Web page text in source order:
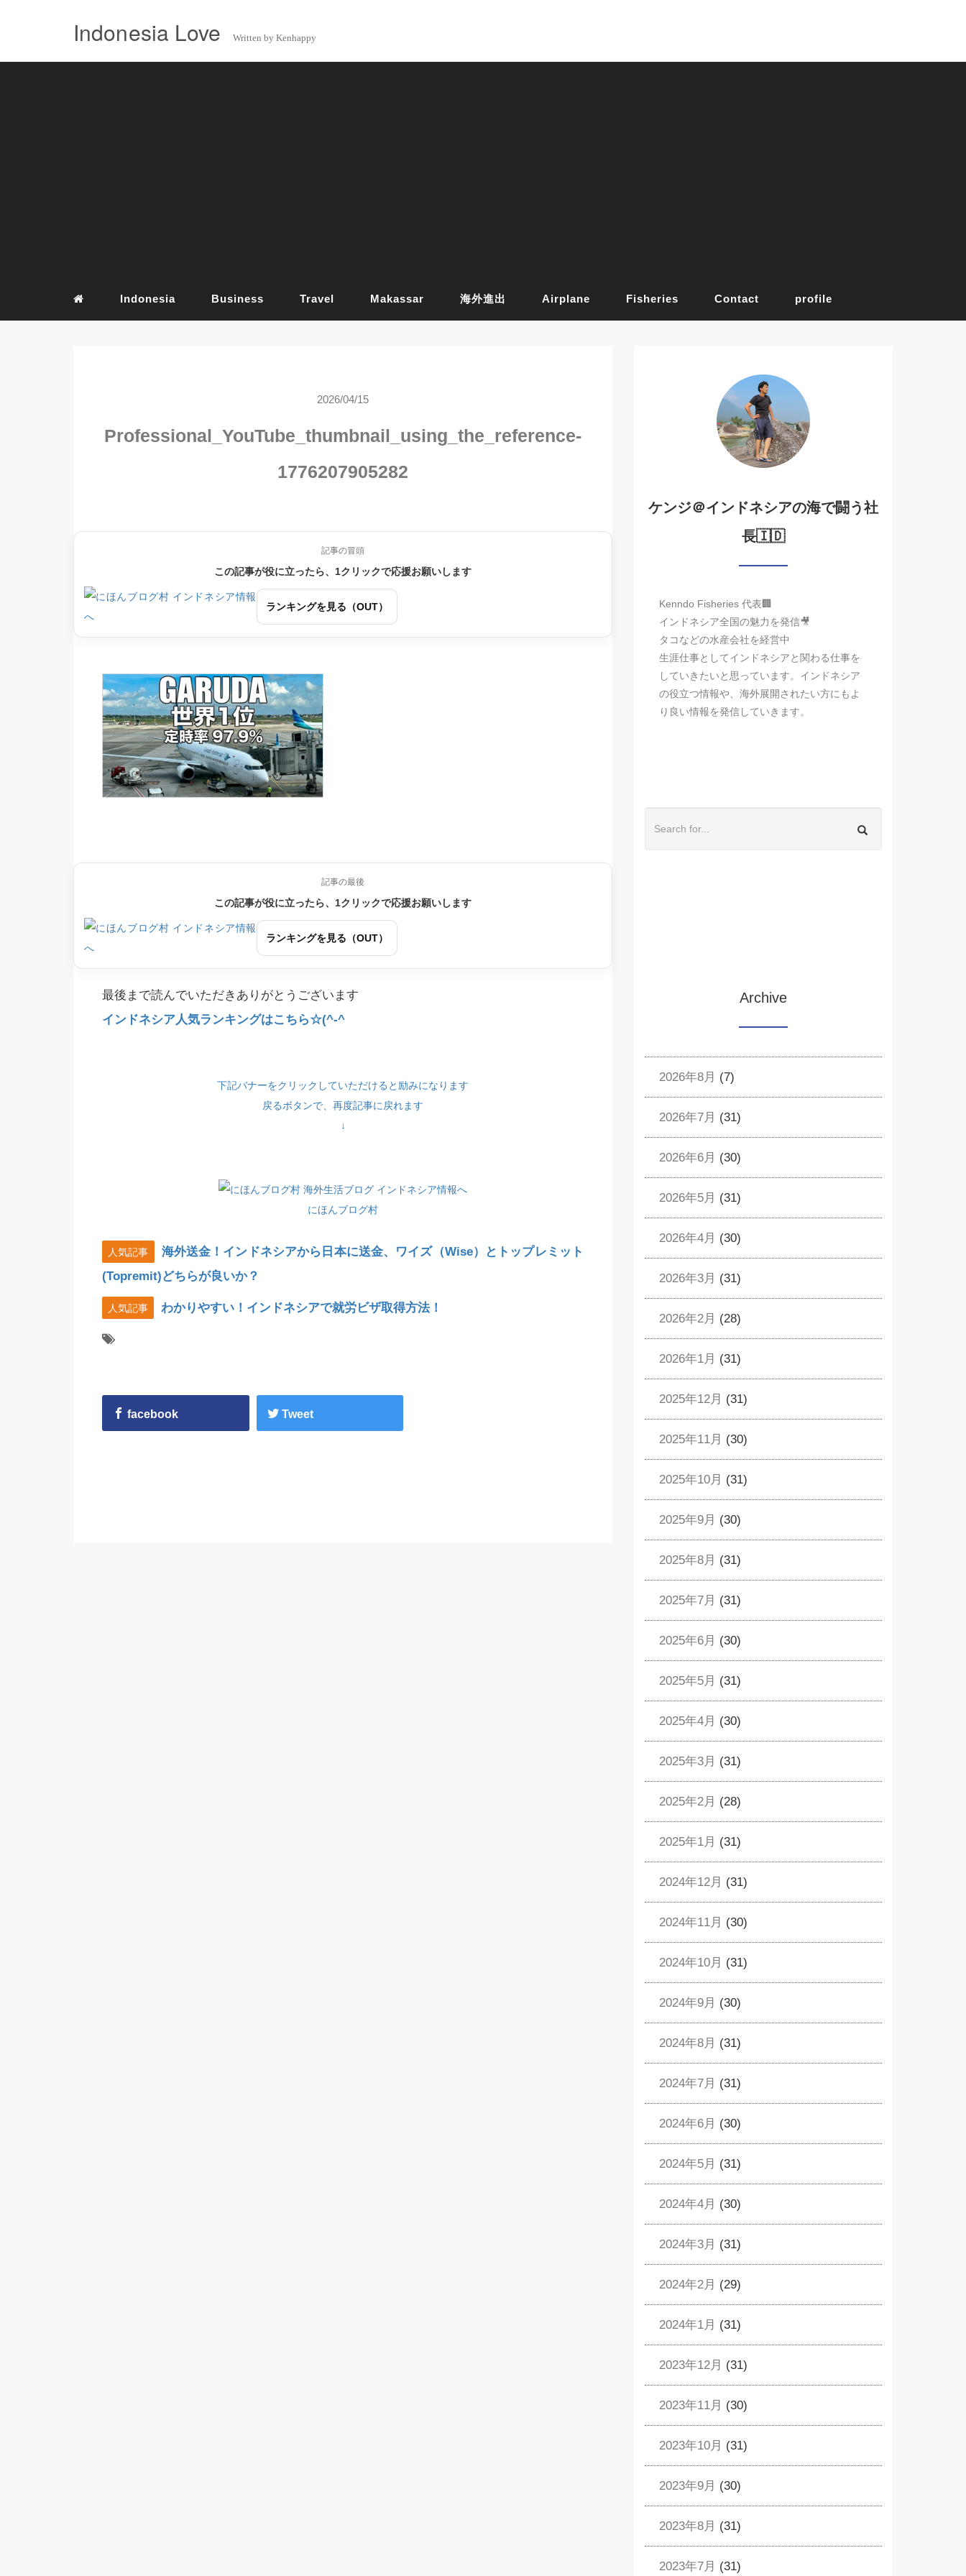
Indonesia Love Written by Kenhappy
Indonesia Business Travel Makassar 海外進出 Airplane Fisheries Contact profile
2026/04/15
Professional_YouTube_thumbnail_using_the_reference-
1776207905282
記事の冒頭
この記事が役に立ったら、1クリックで応援お願いします
ランキングを見る（OUT）
記事の最後
この記事が役に立ったら、1クリックで応援お願いします
ランキングを見る（OUT）
最後まで読んでいただきありがとうございます
インドネシア人気ランキングはこちら☆(^-^
下記バナーをクリックしていただけると励みになります
戻るボタンで、再度記事に戻れます
↓
にほんブログ村
人気記事
海外送金！インドネシアから日本に送金、ワイズ（Wise）とトップレミット
(Topremit)どちらが良いか？
人気記事 わかりやすい！インドネシアで就労ビザ取得方法！
facebook Tweet
ケンジ＠インドネシアの海で闘う社
長🇮🇩
Kenndo Fisheries 代表🏢
インドネシア全国の魅力を発信🎥
タコなどの水産会社を経営中
生涯仕事としてインドネシアと関わる仕事を
していきたいと思っています。インドネシア
の役立つ情報や、海外展開されたい方にもよ
り良い情報を発信していきます。
Archive
2026年8月 (7)
2026年7月 (31)
2026年6月 (30)
2026年5月 (31)
2026年4月 (30)
2026年3月 (31)
2026年2月 (28)
2026年1月 (31)
2025年12月 (31)
2025年11月 (30)
2025年10月 (31)
2025年9月 (30)
2025年8月 (31)
2025年7月 (31)
2025年6月 (30)
2025年5月 (31)
2025年4月 (30)
2025年3月 (31)
2025年2月 (28)
2025年1月 (31)
2024年12月 (31)
2024年11月 (30)
2024年10月 (31)
2024年9月 (30)
2024年8月 (31)
2024年7月 (31)
2024年6月 (30)
2024年5月 (31)
2024年4月 (30)
2024年3月 (31)
2024年2月 (29)
2024年1月 (31)
2023年12月 (31)
2023年11月 (30)
2023年10月 (31)
2023年9月 (30)
2023年8月 (31)
2023年7月 (31)